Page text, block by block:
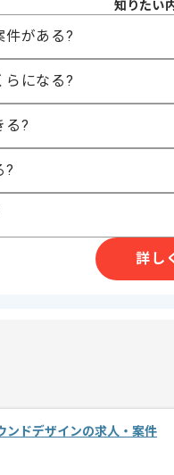
用した実務経験
安がある方へ
リや広告配信業等、多角的
奇心が強く、成長意欲の高い
知りたい
件がある?
らになる?
る?
?
詳し
ンドデザインの求人・案件